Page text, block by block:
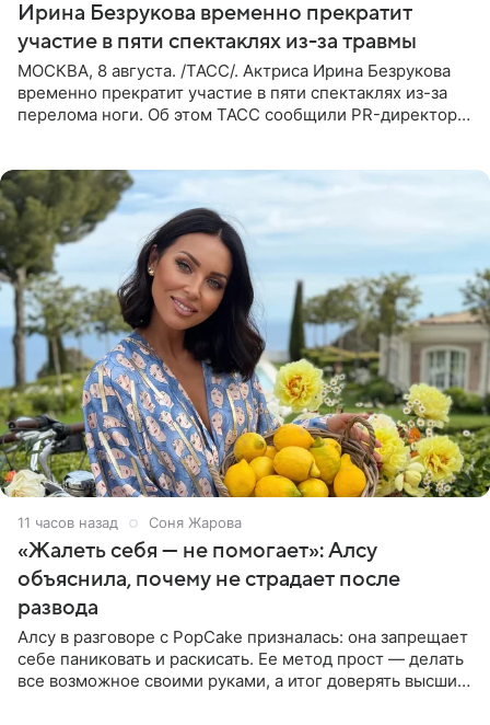
Ирина Безрукова временно прекратит
участие в пяти спектаклях из-за травмы
МОСКВА, 8 августа. /ТАСС/. Актриса Ирина Безрукова
временно прекратит участие в пяти спектаклях из-за
перелома ноги. Об этом ТАСС сообщили PR-директор
11 часов назад Соня Жарова
«Жалеть себя — не помогает»: Алсу
объяснила, почему не страдает после
развода
Алсу в разговоре с PopCake призналась: она запрещает
себе паниковать и раскисать. Ее метод прост — делать
все возможное своими руками, а итог доверять высшим